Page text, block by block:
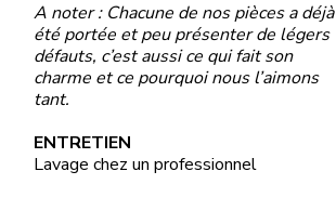
A noter : Chacune de nos pièces a déjà
été portée et peu présenter de légers
défauts, c’est aussi ce qui fait son
charme et ce pourquoi nous l’aimons
tant.
ENTRETIEN
Lavage chez un professionnel